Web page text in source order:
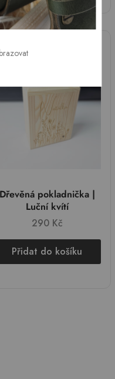
Dřevěná pokladnička |
Luční kvítí
290 Kč
Přidat do košíku